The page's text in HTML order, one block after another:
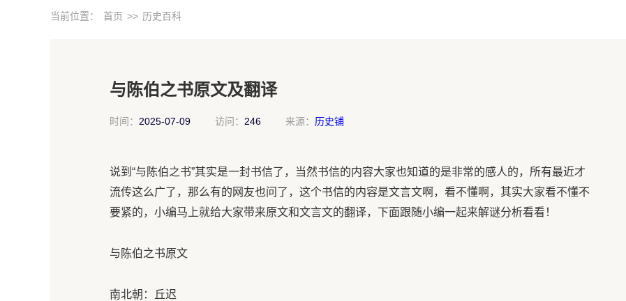
当前位置： 首页 >> 历史百科
与陈伯之书原文及翻译
时间： 2025-07-09 访问： 246 来源： 历史铺
说到“与陈伯之书”其实是一封书信了，当然书信的内容大家也知道的是非常的感人的，所有最近才
流传这么广了，那么有的网友也问了，这个书信的内容是文言文啊，看不懂啊，其实大家看不懂不
要紧的，小编马上就给大家带来原文和文言文的翻译，下面跟随小编一起来解谜分析看看！
与陈伯之书原文
南北朝：丘迟